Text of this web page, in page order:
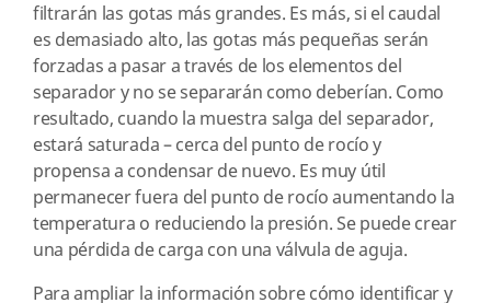
filtrarán las gotas más grandes. Es más, si el caudal
es demasiado alto, las gotas más pequeñas serán
forzadas a pasar a través de los elementos del
separador y no se separarán como deberían. Como
resultado, cuando la muestra salga del separador,
estará saturada – cerca del punto de rocío y
propensa a condensar de nuevo. Es muy útil
permanecer fuera del punto de rocío aumentando la
temperatura o reduciendo la presión. Se puede crear
una pérdida de carga con una válvula de aguja.
Para ampliar la información sobre cómo identificar y